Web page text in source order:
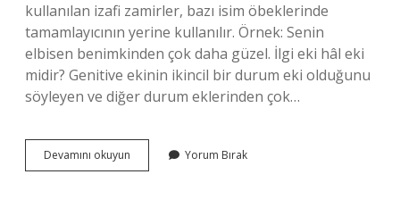
kullanılan izafi zamirler, bazı isim öbeklerinde
tamamlayıcının yerine kullanılır. Örnek: Senin
elbisen benimkinden çok daha güzel. İlgi eki hâl eki
midir? Genitive ekinin ikincil bir durum eki olduğunu
söyleyen ve diğer durum eklerinden çok…
Devamını okuyun
Eki
Yorum Bırak